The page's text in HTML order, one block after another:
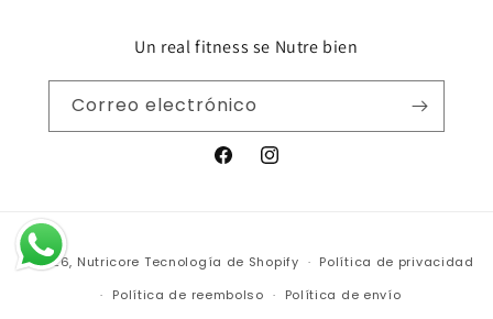
Un real fitness se Nutre bien
Correo electrónico
FacebookInstagram
de
pago
© 2026, Nutricore Tecnología de Shopify
Política de privacidad
Política de reembolso
Política de envío